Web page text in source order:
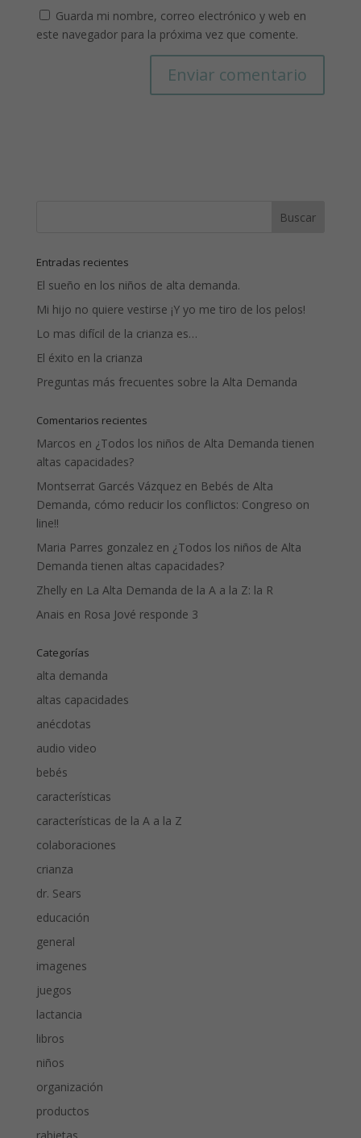
Guarda mi nombre, correo electrónico y web en
este navegador para la próxima vez que comente.
Entradas recientes
El sueño en los niños de alta demanda.
Mi hijo no quiere vestirse ¡Y yo me tiro de los pelos!
Lo mas difícil de la crianza es…
El éxito en la crianza
Preguntas más frecuentes sobre la Alta Demanda
Comentarios recientes
Marcos en ¿Todos los niños de Alta Demanda tienen
altas capacidades?
Montserrat Garcés Vázquezen Bebés de Alta
Demanda, cómo reducir los conflictos: Congreso on
line!!
Maria Parres gonzalezen ¿Todos los niños de Alta
Demanda tienen altas capacidades?
Zhellyen La Alta Demanda de la A a la Z: la R
Anais en Rosa Jové responde 3
Categorías
alta demanda
altas capacidades
anécdotas
audio video
bebés
características
características de la A a la Z
colaboraciones
crianza
dr. Sears
educación
general
imagenes
juegos
lactancia
libros
niños
organización
productos